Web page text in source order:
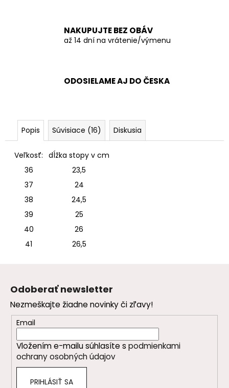
NAKUPUJTE BEZ OBÁV
až 14 dní na vrátenie/výmenu
ODOSIELAME AJ DO ČESKA
Popis Súvisiace (16) Diskusia
Veľkosť: dĺžka stopy v cm
36
23,5
37
24
38
24,5
39
25
40
26
41
26,5
Odoberať newsletter
Nezmeškajte žiadne novinky či zľavy!
Email
Vložením e-mailu súhlasíte s podmienkami
ochrany osobných údajov
PRIHLÁSIŤ SA